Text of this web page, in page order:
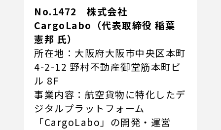
No.1472株式会社
CargoLabo （代表取締役 稲葉
憲邦 氏）
所在地：大阪府大阪市中央区本町
4-2-12 野村不動産御堂筋本町ビ
ル 8F
事業内容：航空貨物に特化したデ
ジタルプラットフォーム
「CargoLabo」の開発・運営